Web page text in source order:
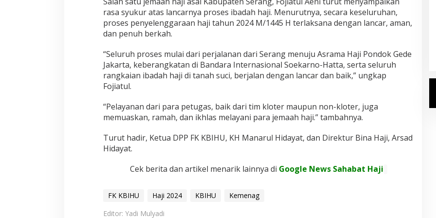
rasa syukur atas lancarnya proses ibadah haji. Menurutnya, secara keseluruhan,
proses penyelenggaraan haji tahun 2024 M/1445 H terlaksana dengan lancar, aman,
dan penuh berkah.
“Seluruh proses mulai dari perjalanan dari Serang menuju Asrama Haji Pondok Gede
Jakarta, keberangkatan di Bandara Internasional Soekarno-Hatta, serta seluruh
rangkaian ibadah haji di tanah suci, berjalan dengan lancar dan baik,” ungkap
Fojiatul.
“Pelayanan dari para petugas, baik dari tim kloter maupun non-kloter, juga
memuaskan, ramah, dan ikhlas melayani para jemaah haji.” tambahnya.
Turut hadir, Ketua DPP FK KBIHU, KH Manarul Hidayat, dan Direktur Bina Haji, Arsad
Hidayat.
Cek berita dan artikel menarik lainnya di Google News Sahabat Haji
FK KBIHU Haji 2024 KBIHU
Kemenag
Editor: Yadi Mulyadi
Kemenhaj Umumkan Daftar